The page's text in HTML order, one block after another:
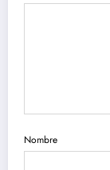
Nombre